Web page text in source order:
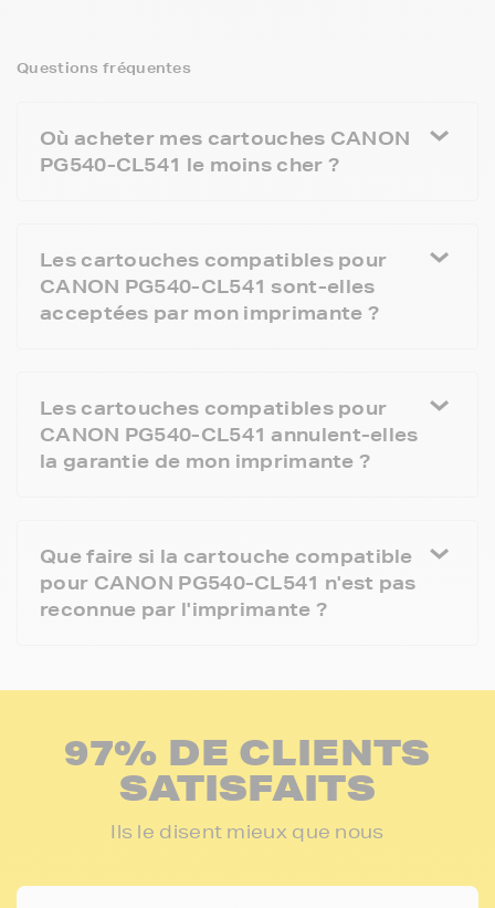
Questions fréquentes
Où acheter mes cartouches CANON
PG540-CL541 le moins cher ?
Les cartouches compatibles pour
CANON PG540-CL541 sont-elles
acceptées par mon imprimante ?
Les cartouches compatibles pour
CANON PG540-CL541 annulent-elles
la garantie de mon imprimante ?
Que faire si la cartouche compatible
pour CANON PG540-CL541 n'est pas
reconnue par l'imprimante ?
97% DE CLIENTS
SATISFAITS
Ils le disent mieux que nous